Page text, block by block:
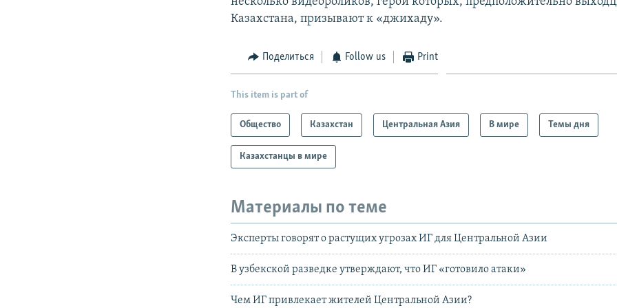
Казахстана, призывают к «джихаду».
Поделиться Follow us Print
This item is part of
Общество Казахстан Центральная Азия В мире Темы дня
Казахстанцы в мире
Материалы по теме
Эксперты говорят о растущих угрозах ИГ для Центральной Азии
В узбекской разведке утверждают, что ИГ «готовило атаки»
Чем ИГ привлекает жителей Центральной Азии?